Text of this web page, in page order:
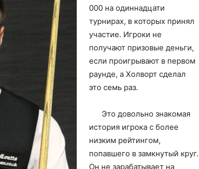
000 на одиннадцати
турнирах, в которых принял
участие. Игроки не
получают призовые деньги,
если проигрывают в первом
раунде, а Холворт сделал
это семь раз.
Это довольно знакомая
история игрока с более
низким рейтингом,
попавшего в замкнутый круг.
Он не зарабатывает на